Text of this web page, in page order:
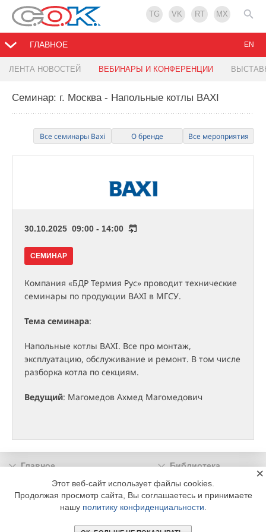
TG VK RT MX
ГЛАВНОЕ
ЛЕНТА НОВОСТЕЙ ВЕБИНАРЫ И КОНФЕРЕНЦИИ
EN
Семинар: г. Москва - Напольные котлы BAXI
Все семинары Baxi О бренде Все мероприятия
30.10.2025 09:00 - 14:00
СЕМИНАР
Компания «БДР Термия Рус» проводит технические
семинары по продукции BAXI в МГСУ.
Тема семинара:
Напольные котлы BAXI. Все про монтаж,
эксплуатацию, обслуживание и ремонт. В том числе
разборка котла по секциям.
Ведущий: Магомедов Ахмед Магомедович
Главное
Библиотека
Подписка
Реклама
Информация
© 2002 - 2026 OOO Издательский дом «МЕДИА ТЕХНОЛОДЖИ» +7 (495) 665-00-
Этот веб-сайт использует файлы cookies.
Продолжая просмотр сайта, Вы соглашаетесь и принимаете
нашу политику конфиденциальности
×